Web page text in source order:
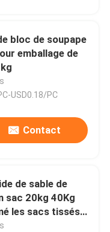
bloc de soupape
emballage de
USD0.18/PC
Contact
de sable de
sac 20kg 40Kg
les sacs tissés